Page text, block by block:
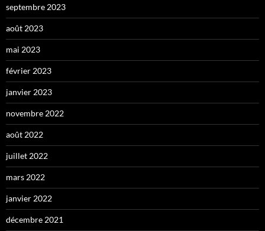
septembre 2023
août 2023
mai 2023
février 2023
janvier 2023
novembre 2022
août 2022
juillet 2022
mars 2022
janvier 2022
décembre 2021